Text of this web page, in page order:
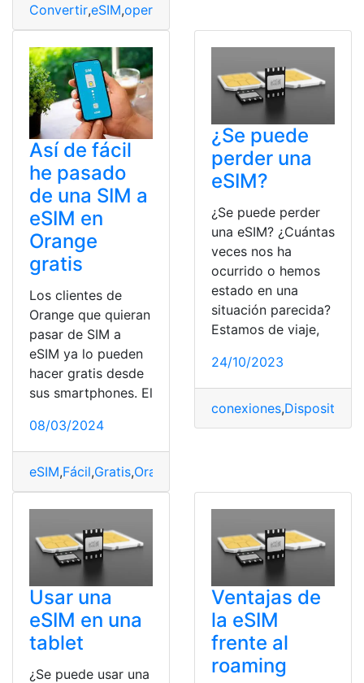
Convertir,eSIM,operadora
Así de fácil
he pasado
de una SIM a
eSIM en
Orange
gratis
Los clientes de
Orange que quieran
pasar de SIM a
eSIM ya lo pueden
hacer gratis desde
sus smartphones. El
08/03/2024
eSIM,Fácil,Gratis,Orange
¿Se puede
perder una
eSIM?
¿Se puede perder
una eSIM? ¿Cuántas
veces nos ha
ocurrido o hemos
estado en una
situación parecida?
Estamos de viaje,
24/10/2023
conexiones,Dispositivo
Usar una
eSIM en una
tablet
¿Se puede usar una
Ventajas de
la eSIM
frente al
roaming